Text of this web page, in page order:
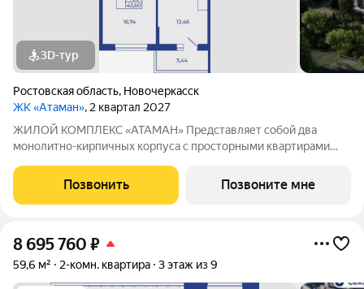
3D-тур
Ростовская область, Новочеркасск
ЖК «Атаман», 2 квартал 2027
ЖИЛОЙ КОМПЛЕКС «АТАМАН» Представляет собой два
монолитно-кирпичных корпуса с просторными квартирами
территории организовано озеленение, детские и спортивные
площадки с зонами для отдыха. Рядом
Позвонить Позвоните мне
8 695 760 ₽
59,6 м² 2-комн. квартира 3 этаж из 9